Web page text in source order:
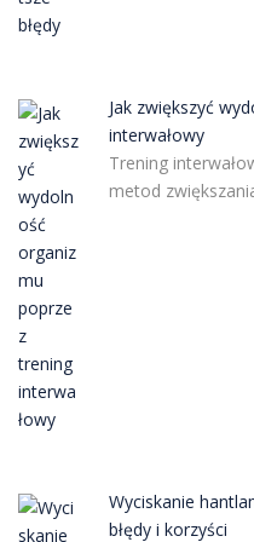
Jak zwiększyć
interwałowy
Trening
metod
Wyciskanie
błędy i korzyści